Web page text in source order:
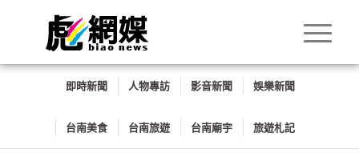
即時新聞 人物專訪 影音新聞 娛樂新聞
台南美食 台南旅遊 台南廟宇 旅遊札記